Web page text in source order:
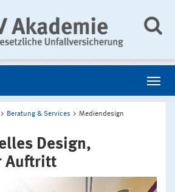
Beratung & Services Mediendesign
Design,
Auftritt